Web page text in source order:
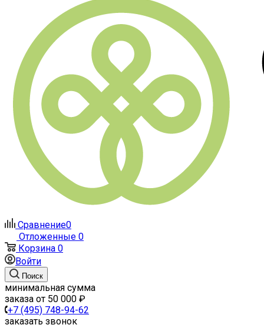
Сравнение0
Отложенные 0
Корзина 0
Войти
Поиск
минимальная сумма
заказа от 50 000 ₽
+7 (495) 748-94-62
заказать звонок